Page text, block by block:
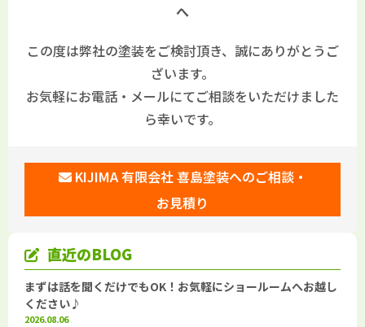
へ
この度は弊社の塗装をご検討頂き、誠にありがとうご
ざいます。
お気軽にお電話・メールにてご相談をいただけました
ら幸いです。
KIJIMA 有限会社 喜島塗装へのご相談・
お見積り
直近のBLOG
まずは話を聞くだけでもOK！お気軽にショールームへお越し
ください♪
2026.08.06